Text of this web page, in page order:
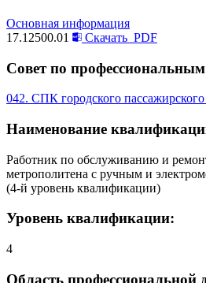
Основная информация
17.12500.01
Скачать PDF
Совет по
042. СПК городского пассажирского
Наименование
Работник по обслуживанию и
метрополитена с ручным и
(4-й уровень квалификации)
Уровень квалификации:
4
Область профессиональной